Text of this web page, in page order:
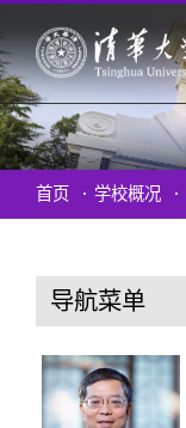
首页 学校概况
导航菜单